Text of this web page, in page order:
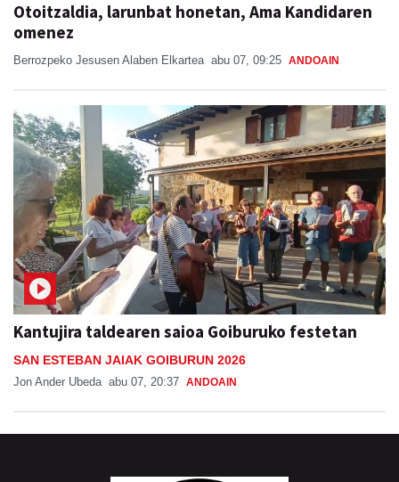
Otoitzaldia, larunbat honetan, Ama Kandidaren
omenez
Berrozpeko Jesusen Alaben Elkartea abu 07, 09:25 ANDOAIN
Kantujira taldearen saioa Goiburuko festetan
SAN ESTEBAN JAIAK GOIBURUN 2026
Jon Ander Ubeda abu 07, 20:37 ANDOAIN